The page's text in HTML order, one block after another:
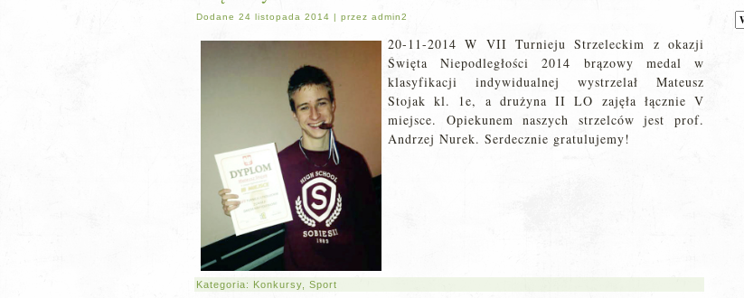
Dodane 24 listopada 2014 | przez admin2
20-11-2014 W VII Turnieju Strzeleckim z okazji
Święta Niepodległości 2014 brązowy medal w
klasyfikacji indywidualnej wystrzelał Mateusz
Stojak kl. 1e, a drużyna II LO zajęła łącznie V
miejsce. Opiekunem naszych strzelców jest prof.
Andrzej Nurek. Serdecznie gratulujemy!
Kategoria: Konkursy Sport